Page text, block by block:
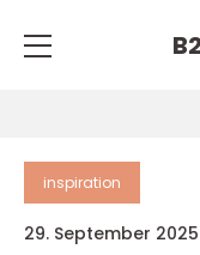
inspiration
29. September 2025